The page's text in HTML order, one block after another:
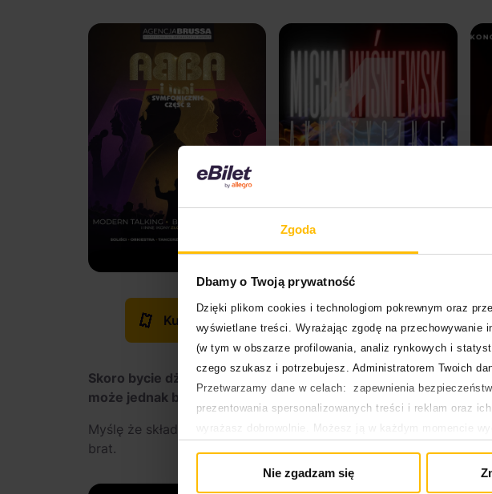
Zgoda
Dbamy o Twoją prywatność
Dzięki plikom cookies i technologiom pokrewnym oraz
wyświetlane treści. Wyrażając zgodę na
(w tym w obszarze profilowania, analiz rynkowych i
czego szukasz i potrzebujesz. Administratorem Twoich
Przetwarzamy dane w celach: zapewnienia
prezentowania spersonalizowanych treści i reklam oraz
Polityka prywatności
Nie zgadzam się
Kup bilet Kup bilet
Skoro bycie dżentelmenem to motyw przewodni waszej
może jednak bardziej brat?
Myślę że składanka Chair jest mieszanką obu, Cura jest bardziej
brat.